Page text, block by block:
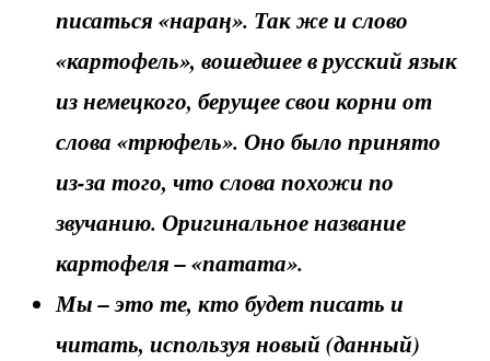
писаться «нараң». Так же и слово
«картофель», вошедшее в русский язык
из немецкого, берущее свои корни от
слова «трюфель». Оно было принято
из-за того, что слова похожи по
звучанию. Оригинальное название
картофеля – «патата».
Мы – это те, кто будет писать и
читать, используя новый (данный)